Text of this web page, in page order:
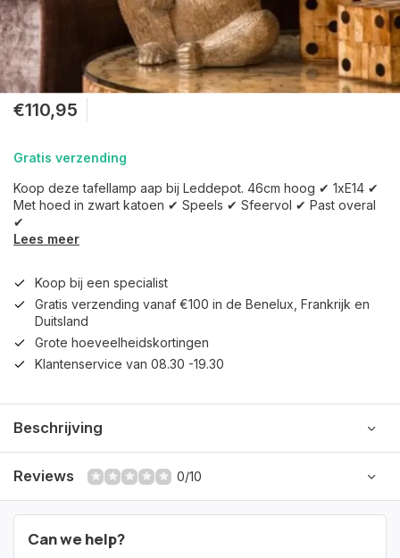
€110,95
Gratis verzending
Koop deze tafellamp aap bij Leddepot. 46cm hoog ✔ 1xE14 ✔
Met hoed in zwart katoen ✔ Speels ✔ Sfeervol ✔ Past overal
✔
Lees meer
Koop bij een specialist
Gratis verzending vanaf €100 in de Benelux, Frankrijk en
Duitsland
Grote hoeveelheidskortingen
Klantenservice van 08.30 -19.30
Beschrijving
Reviews 0/10
Can we help?